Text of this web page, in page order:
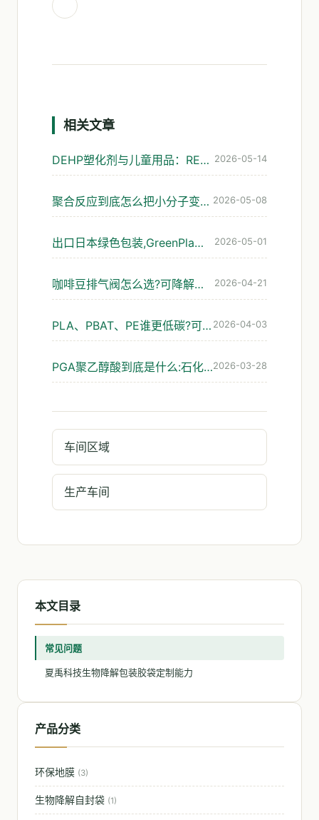
相关文章
DEHP塑化剂与儿童用品：REACH管控演进与可降解替代 2026-05-14
聚合反应到底怎么把小分子变成塑料?可降解材料的入门解读 2026-05-08
出口日本绿色包装,GreenPla和BiomassPla到底认哪个 2026-05-01
咖啡豆排气阀怎么选?可降解袋的避坑指南 2026-04-21
PLA、PBAT、PE谁更低碳?可降解包装碳足迹怎么看才靠谱 2026-04-03
PGA聚乙醇酸到底是什么:石化路线的可降解材料解析2026-03-28
车间区域
生产车间
本文目录
常见问题
夏禹科技生物降解包装胶袋定制能力
产品分类
环保地膜 (3)
生物降解自封袋 (1)